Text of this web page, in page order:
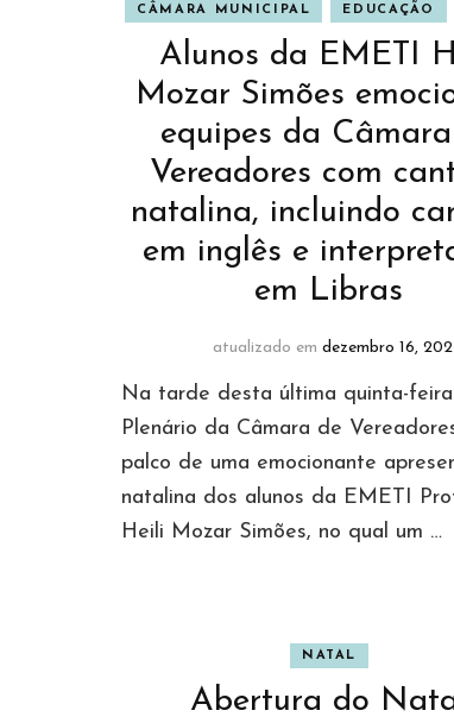
CÂMARA MUNICIPAL EDUCAÇÃO
Alunos da EMETI
Mozar Simões
equipes da
Vereadores com
natalina, incluindo
em inglês e
em Libras
atualizado emdezembro 16,
Na tarde desta última quinta-feira
Plenário da Câmara de
palco de uma emocionante
natalina dos alunos da EMETI
Heili Mozar Simões, no qual um …
NATAL
Abertura do